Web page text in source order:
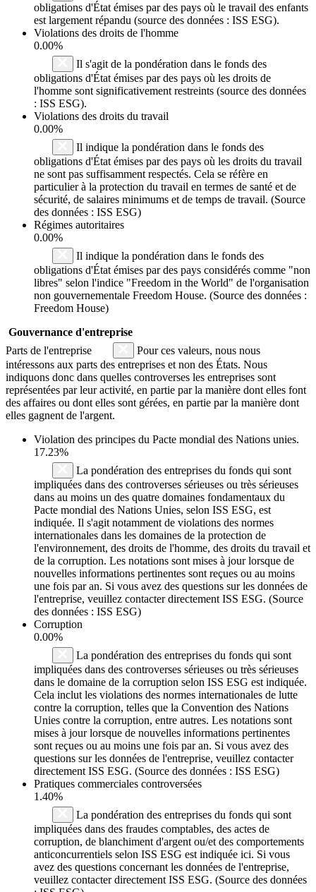
obligations d'État émises par des pays où le travail des enfants
est largement répandu (source des données : ISS ESG).
Violations des droits de l'homme
0.00%
Il s'agit de la pondération dans le fonds des
obligations d'État émises par des pays où les droits de
l'homme sont significativement restreints (source des données
: ISS ESG).
Violations des droits du travail
0.00%
Il indique la pondération dans le fonds des
obligations d'État émises par des pays où les droits du travail
ne sont pas suffisamment respectés. Cela se réfère en
particulier à la protection du travail en termes de santé et de
sécurité, de salaires minimums et de temps de travail. (Source
des données : ISS ESG)
Régimes autoritaires
0.00%
Il indique la pondération dans le fonds des
obligations d'État émises par des pays considérés comme "non
libres" selon l'indice "Freedom in the World" de l'organisation
non gouvernementale Freedom House. (Source des données :
Freedom House)
Gouvernance d'entreprise
Parts de l'entreprise
Pour ces valeurs, nous nous
intéressons aux parts des entreprises et non des États. Nous
indiquons donc dans quelles controverses les entreprises sont
représentées par leur activité, en partie par la manière dont elles font
des affaires ou dont elles sont gérées, en partie par la manière dont
elles gagnent de l'argent.
Violation des principes du Pacte mondial des Nations unies.
17.23%
La pondération des entreprises du fonds qui sont
impliquées dans des controverses sérieuses ou très sérieuses
dans au moins un des quatre domaines fondamentaux du
Pacte mondial des Nations Unies, selon ISS ESG, est
indiquée. Il s'agit notamment de violations des normes
internationales dans les domaines de la protection de
l'environnement, des droits de l'homme, des droits du travail et
de la corruption. Les notations sont mises à jour lorsque de
nouvelles informations pertinentes sont reçues ou au moins
une fois par an. Si vous avez des questions sur les données de
l'entreprise, veuillez contacter directement ISS ESG. (Source
des données : ISS ESG)
Corruption
0.00%
La pondération des entreprises du fonds qui sont
impliquées dans des controverses sérieuses ou très sérieuses
dans le domaine de la corruption selon ISS ESG est indiquée.
Cela inclut les violations des normes internationales de lutte
contre la corruption, telles que la Convention des Nations
Unies contre la corruption, entre autres. Les notations sont
mises à jour lorsque de nouvelles informations pertinentes
sont reçues ou au moins une fois par an. Si vous avez des
questions sur les données de l'entreprise, veuillez contacter
directement ISS ESG. (Source des données : ISS ESG)
Pratiques commerciales controversées
1.40%
La pondération des entreprises du fonds qui sont
impliquées dans des fraudes comptables, des actes de
corruption, de blanchiment d'argent ou/et des comportements
anticoncurrentiels selon ISS ESG est indiquée ici. Si vous
avez des questions concernant les données de l'entreprise,
veuillez contacter directement ISS ESG. (Source des données